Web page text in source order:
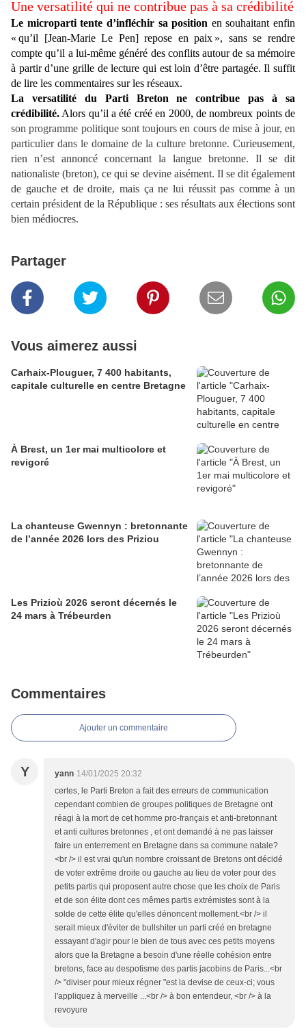
Une versatilité qui ne contribue pas à sa crédibilité
Le microparti tente d’infléchir sa position en souhaitant enfin
« qu’il [Jean-Marie Le Pen] repose en paix », sans se rendre
compte qu’il a lui-même généré des conflits autour de sa mémoire
à partir d’une grille de lecture qui est loin d’être partagée. Il suffit
de lire les commentaires sur les réseaux.
La versatilité du Parti Breton ne contribue pas à sa
crédibilité. Alors qu’il a été créé en 2000, de nombreux points de
son programme politique sont toujours en cours de mise à jour, en
particulier dans le domaine de la culture bretonne. Curieusement,
rien n’est annoncé concernant la langue bretonne. Il se dit
nationaliste (breton), ce qui se devine aisément. Il se dit également
de gauche et de droite, mais ça ne lui réussit pas comme à un
certain président de la République : ses résultats aux élections sont
bien médiocres.
Partager
Vous aimerez aussi
Carhaix-Plouguer, 7 400 habitants,
capitale culturelle en centre Bretagne
À Brest, un 1er mai multicolore et
revigoré
La chanteuse Gwennyn : bretonnante
de l’année 2026 lors des Priziou
Les Prizioù 2026 seront décernés le
24 mars à Trébeurden
Commentaires
Ajouter un commentaire
Y yann 14/01/2025 20:32
certes, le Parti Breton a fait des erreurs de communication
cependant combien de groupes politiques de Bretagne ont
réagi à la mort de cet homme pro-français et anti-bretonnant
et anti cultures bretonnes , et ont demandé à ne pas laisser
faire un enterrement en Bretagne dans sa commune natale?
<br /> il est vrai qu'un nombre croissant de Bretons ont décidé
de voter extrême droite ou gauche au lieu de voter pour des
petits partis qui proposent autre chose que les choix de Paris
et de son élite dont ces mêmes partis extrémistes sont à la
solde de cette élite qu'elles dénoncent mollement.<br /> il
serait mieux d'éviter de bullshiter un parti créé en bretagne
essayant d'agir pour le bien de tous avec ces petits moyens
alors que la Bretagne a besoin d'une réelle cohésion entre
bretons, face au despotisme des partis jacobins de Paris...<br
/> "diviser pour mieux régner "est la devise de ceux-ci; vous
l'appliquez à merveille ...<br /> à bon entendeur, <br /> à la
revoyure